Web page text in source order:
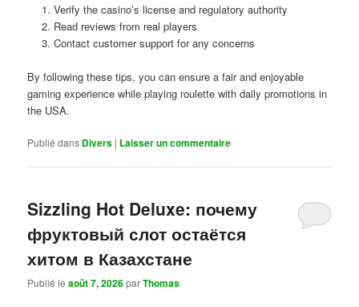
Verify the casino’s license and regulatory authority
Read reviews from real players
Contact customer support for any concerns
By following these tips, you can ensure a fair and enjoyable
gaming experience while playing roulette with daily promotions in
the USA.
Publié dans Divers | Laisser un commentaire
Sizzling Hot Deluxe: почему
фруктовый слот остаётся
хитом в Казахстане
Publié leaoût 7, 2026parThomas